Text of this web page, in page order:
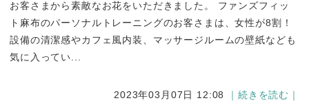
お客さまから素敵なお花をいただきました。 ファンズフィッ
ト麻布のパーソナルトレーニングのお客さまは、女性が8割！
設備の清潔感やカフェ風内装、マッサージルームの壁紙なども
気に入ってい...
2023年03月07日 12:08 ｜続きを読む｜